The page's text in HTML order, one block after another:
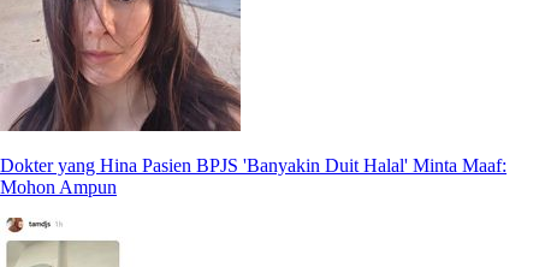
Dokter yang Hina Pasien BPJS 'Banyakin Duit Halal' Minta Maaf:
Mohon Ampun